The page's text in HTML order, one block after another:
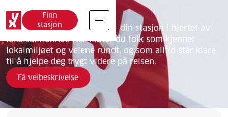
Finn
stasjon
YX Nabeita
Velkommen til YX Nabeita – din stasjon i hjertet av
lokalsamfunnet. Her møter du folk som kjenner
lokalmiljøet og veiene rundt, og som alltid står klare
til å hjelpe deg trygt videre på reisen.
Få veibeskrivelse